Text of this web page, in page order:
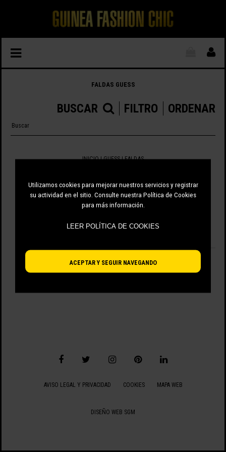
Utilizamos cookies para mejorar nuestros servicios y registrar
su actividad en el sitio. Consulte nuestra Política de Cookies
para más información.
ACEPTAR Y SEGUIR NAVEGANDO
FALDAS GUESS
ORDENAR
FILTRO
BUSCAR
INICIO|GUESS|FALDAS
No hay artículos disponibles.
VIENDO 0 - 0 DE 0 ARTÍCULOS
AVISO LEGAL Y PRIVACIDAD COOKIES MAPA WEB
DISEÑO WEB SGM
LEER POLÍTICA DE COOKIES